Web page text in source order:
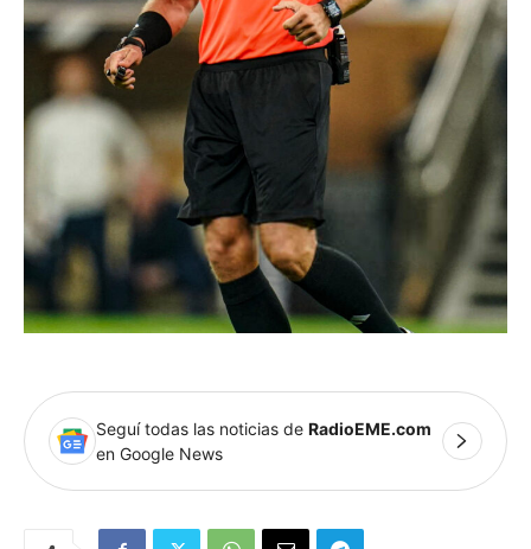
Seguí todas las noticias de RadioEME.com
en Google News